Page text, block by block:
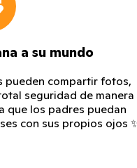
a su mundo
pueden compartir fotos,
seguridad de manera
que los padres puedan
con sus propios ojos